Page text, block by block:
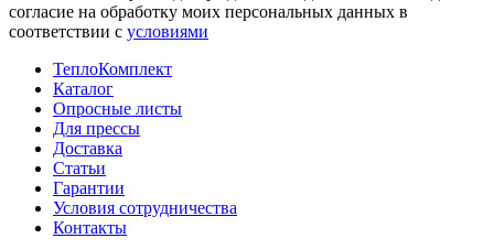
согласие на обработку моих персональных данных в
соответствии с условиями
ТеплоКомплект
Каталог
Опросные листы
Для прессы
Доставка
Статьи
Гарантии
Условия сотрудничества
Контакты